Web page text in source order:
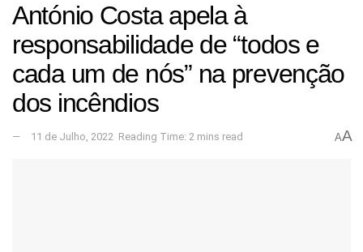
António Costa apela à
responsabilidade de “todos e
cada um de nós” na prevenção
dos incêndios
11 de Julho, 2022 Reading Time: 2 mins read AA